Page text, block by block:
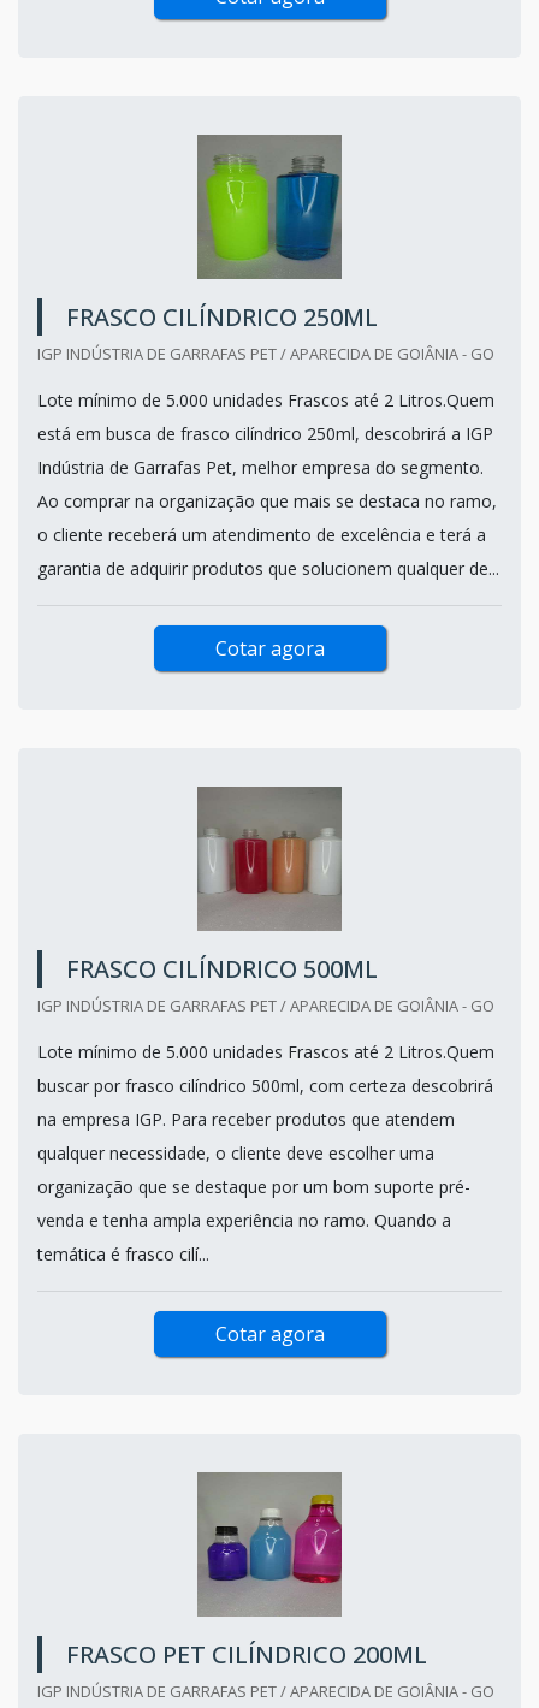
FRASCO CILÍNDRICO 250ML
IGP INDÚSTRIA DE GARRAFAS PET / APARECIDA DE GOIÂNIA - GO
Lote mínimo de 5.000 unidades Frascos até 2 Litros.Quem
está em busca de frasco cilíndrico 250ml, descobrirá a IGP
Indústria de Garrafas Pet, melhor empresa do segmento.
Ao comprar na organização que mais se destaca no ramo,
o cliente receberá um atendimento de excelência e terá a
garantia de adquirir produtos que solucionem qualquer de...
Cotar agora
FRASCO CILÍNDRICO 500ML
IGP INDÚSTRIA DE GARRAFAS PET / APARECIDA DE GOIÂNIA - GO
Lote mínimo de 5.000 unidades Frascos até 2 Litros.Quem
buscar por frasco cilíndrico 500ml, com certeza descobrirá
na empresa IGP. Para receber produtos que atendem
qualquer necessidade, o cliente deve escolher uma
organização que se destaque por um bom suporte pré-
venda e tenha ampla experiência no ramo. Quando a
temática é frasco cilí...
Cotar agora
FRASCO PET CILÍNDRICO 200ML
IGP INDÚSTRIA DE GARRAFAS PET / APARECIDA DE GOIÂNIA - GO